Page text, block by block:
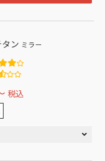
ン ミラー
税込